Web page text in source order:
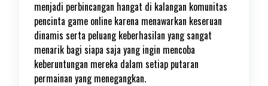
menjadi perbincangan hangat di kalangan komunitas
pencinta game online karena menawarkan keseruan
dinamis serta peluang keberhasilan yang sangat
menarik bagi siapa saja yang ingin mencoba
keberuntungan mereka dalam setiap putaran
permainan yang menegangkan.